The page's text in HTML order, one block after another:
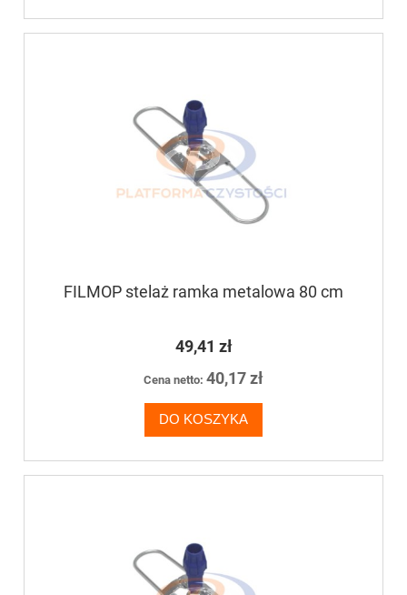
FILMOP stelaż ramka metalowa 80 cm
49,41 zł
Cena netto: 40,17 zł
DO KOSZYKA